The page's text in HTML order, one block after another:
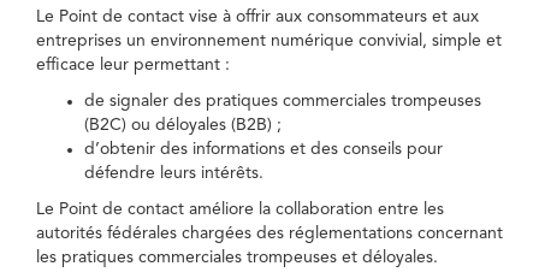
Le Point de contact vise à offrir aux consommateurs et aux
entreprises un environnement numérique convivial, simple et
efficace leur permettant :
de signaler des pratiques commerciales trompeuses
(B2C) ou déloyales (B2B) ;
d’obtenir des informations et des conseils pour
défendre leurs intérêts.
Le Point de contact améliore la collaboration entre les
autorités fédérales chargées des réglementations concernant
les pratiques commerciales trompeuses et déloyales.